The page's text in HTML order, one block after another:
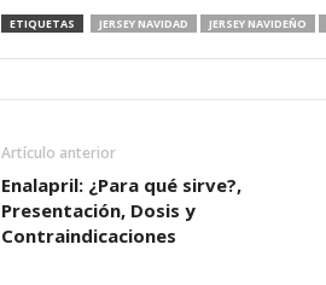
ETIQUETAS JERSEY NAVIDAD JERSEY NAVIDEÑO
Artículo anterior
Enalapril: ¿Para qué sirve?,
Presentación, Dosis y
Contraindicaciones